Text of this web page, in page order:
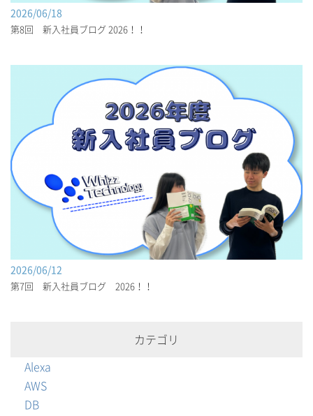
2026/06/18
第8回 新入社員ブログ 2026！！
2026/06/12
第7回 新入社員ブログ 2026！！
カテゴリ
Alexa
AWS
DB